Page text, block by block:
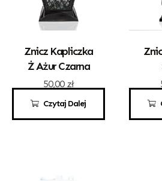
Czytaj Dalej
Znicz Kapliczka
Ż Ażur Czarna
50,00 zł